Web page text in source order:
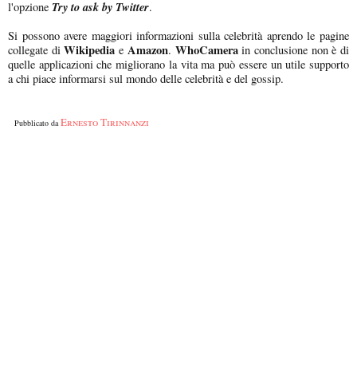
l'opzione Try to ask by Twitter.
Si possono avere maggiori informazioni sulla celebrità aprendo le pagine
collegate diWikipedia e Amazon. WhoCamerain conclusione non è di
quelle applicazioni che migliorano la vita ma può essere un utile supporto
a chi piace informarsi sul mondo delle celebrità e del gossip.
Pubblicato daErnesto Tirinnanzi